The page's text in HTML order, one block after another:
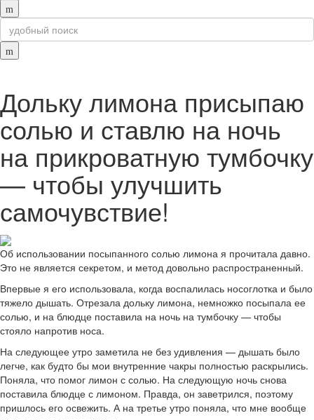
Дольку лимона присыпаю
солью и ставлю на ночь
на прикроватную тумбочку
— чтобы улучшить
самочувствие!
Об использовании посыпанного солью лимона я прочитала давно.
Это не является секретом, и метод довольно распространенный.
Впервые я его использовала, когда воспалилась носоглотка и было
тяжело дышать. Отрезала дольку лимона, немножко посыпала ее
солью, и на блюдце поставила на ночь на тумбочку — чтобы
стояло напротив носа.
На следующее утро заметила не без удивления — дышать было
легче, как будто бы мои внутренние чакры полностью раскрылись.
Поняла, что помог лимон с солью. На следующую ночь снова
поставила блюдце с лимоном. Правда, он заветрился, поэтому
пришлось его освежить. А на третье утро поняла, что мне вообще